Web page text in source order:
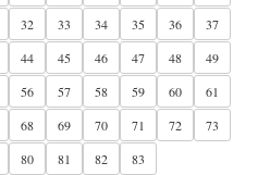
32 33 34 35 36
37
44 45 46 47 48
49
56 57 58 59 60
61
68 69 70 71 72
73
80 81 82 83